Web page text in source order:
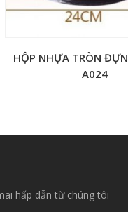
HỘP NHỰA TRÒN
A024
hấp dẫn từ chúng tôi